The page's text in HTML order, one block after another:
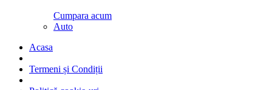
Cumpara acum
Auto
Acasa
Termeni și Condiții